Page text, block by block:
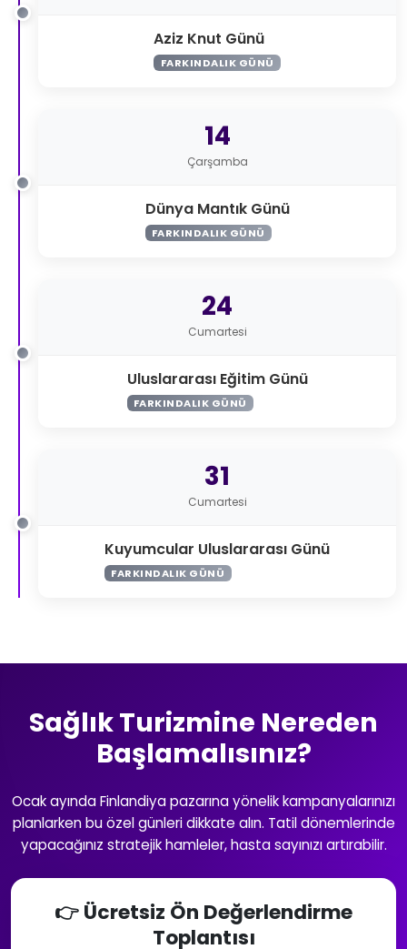
Aziz Knut Günü
FARKINDALIK GÜNÜ
14
Çarşamba
Dünya Mantık Günü
FARKINDALIK GÜNÜ
24
Cumartesi
Uluslararası Eğitim Günü
FARKINDALIK GÜNÜ
31
Cumartesi
Kuyumcular Uluslararası Günü
FARKINDALIK GÜNÜ
Sağlık Turizmine Nereden
Başlamalısınız?
Ocak ayında Finlandiya pazarına yönelik kampanyalarınızı
planlarken bu özel günleri dikkate alın. Tatil dönemlerinde
yapacağınız stratejik hamleler, hasta sayınızı artırabilir.
👉 Ücretsiz Ön Değerlendirme
Toplantısı